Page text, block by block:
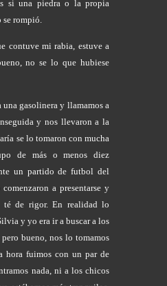
si una piedra o la propia
se rompió.
contuve mi rabia, estuve a
no se lo que hubiese
gasolinera y llamamos a
y nos llevaron a la
se lo tomaron con mucha
de más o menos diez
un partido de futbol del
a presentarse y
de rigor. En realidad lo
y yo era ir a buscar a los
bueno, nos lo tomamos
hora fuimos con un par de
nada, ni a los chicos